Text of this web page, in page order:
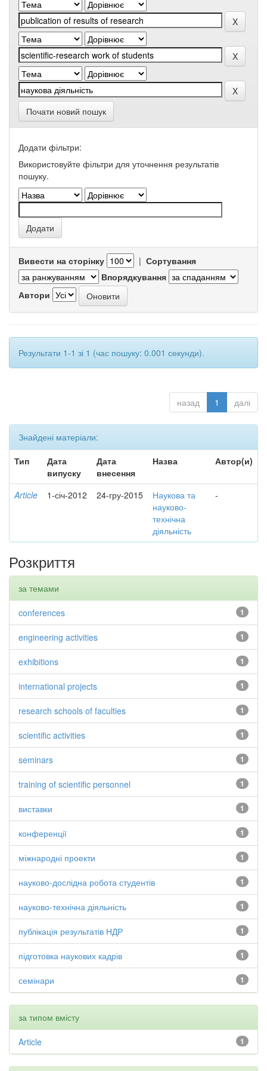
Почати новий пошук
Додати фільтри:
Використовуйте фільтри для уточнення результатів
пошуку.
Вивести на сторінку | Сортування
Впорядкування
Автори
Результати 1-1 зі 1 (час пошуку: 0.001 секунди).
назад 1 далі
Знайдені матеріали:
Тип
Дата
випуску
Дата
внесення
Назва Автор(и)
Article 1-січ-2012 24-гру-2015
Наукова та
науково-
технічна
діяльність
-
Розкриття
за темами
1
conferences
1
engineering activities
1
exhibitions
1
international projects
1
research schools of faculties
1
scientific activities
1
seminars
1
training of scientific personnel
1
виставки
1
конференції
1
міжнародні проекти
1
науково-дослідна робота студентів
1
науково-технічна діяльність
1
публікація результатів НДР
1
підготовка наукових кадрів
1
семінари
за типом вмісту
1
Article